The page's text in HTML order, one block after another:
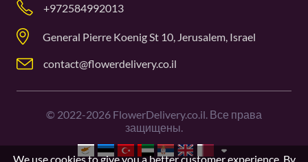
+972584992013
General Pierre Koenig St 10, Jerusalem, Israel
contact@flowerdelivery.co.il
© 2022-2026 FlowerDelivery.co.il. Все права
защищены.
We use cookies to give you a better customer experience. By